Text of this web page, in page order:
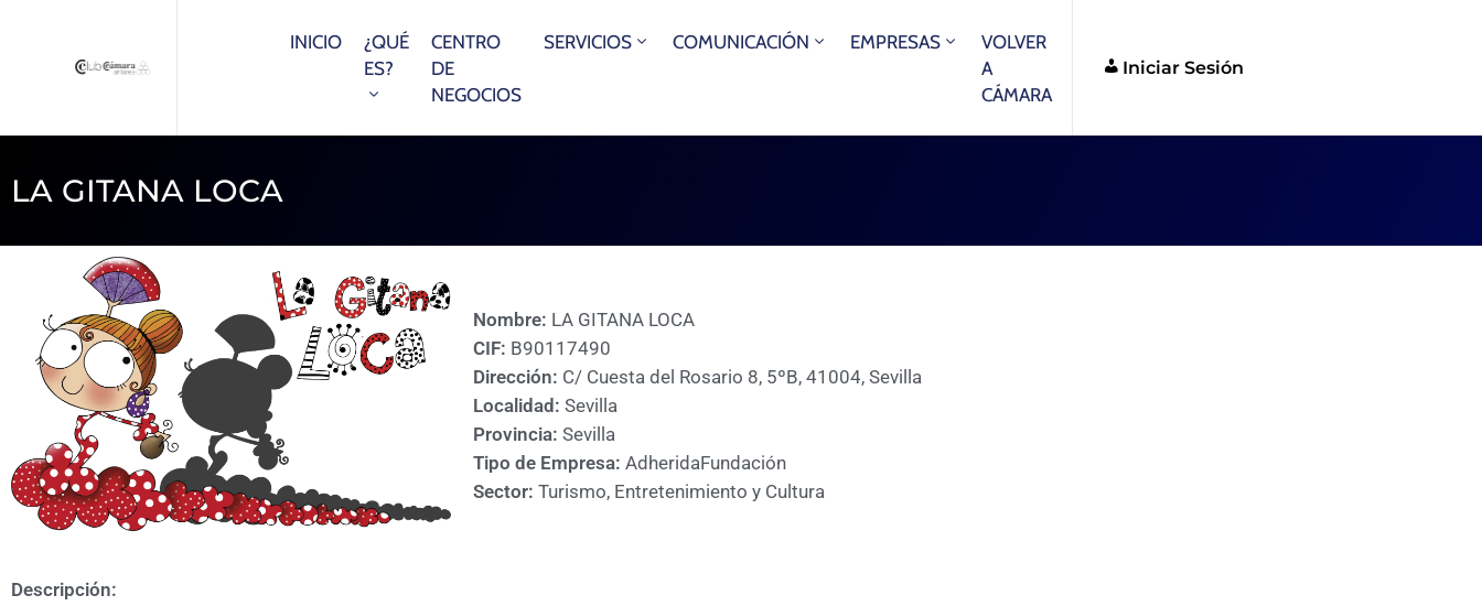
INICIO
¿QUÉ
ES?
CENTRO
DE
NEGOCIOS
SERVICIOS COMUNICACIÓN EMPRESAS
VOLVER
A
CÁMARA
Iniciar Sesión
LA GITANA LOCA
Nombre: LA GITANA LOCA
CIF: B90117490
Dirección: C/ Cuesta del Rosario 8, 5ºB, 41004, Sevilla
Localidad: Sevilla
Provincia: Sevilla
Tipo de Empresa: AdheridaFundación
Sector: Turismo, Entretenimiento y Cultura
Descripción: